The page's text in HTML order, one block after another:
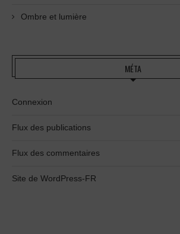
Ombre et lumière
MÉTA
Connexion
Flux des publications
Flux des commentaires
Site de WordPress-FR